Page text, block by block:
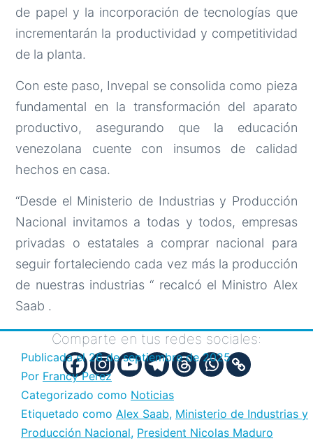
de papel y la incorporación de tecnologías que
incrementarán la productividad y competitividad
de la planta.
Con este paso, Invepal se consolida como pieza
fundamental en la transformación del aparato
productivo, asegurando que la educación
venezolana cuente con insumos de calidad
hechos en casa.
“Desde el Ministerio de Industrias y Producción
Nacional invitamos a todas y todos, empresas
privadas o estatales a comprar nacional para
seguir fortaleciendo cada vez más la producción
de nuestras industrias “ recalcó el Ministro Alex
Saab .
Comparte en tus redes sociales:
Publicada el26 de septiembre de 2025
Por Francy Perez
Categorizado como Noticias
Etiquetado como Alex Saab, Ministerio de Industrias y
Producción Nacional, President Nicolas Maduro